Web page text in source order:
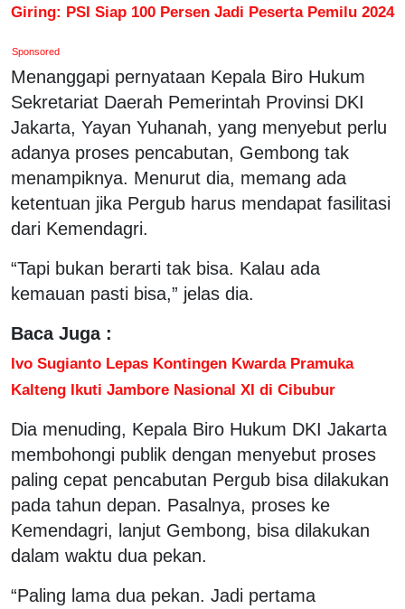
Giring: PSI Siap 100 Persen Jadi Peserta Pemilu 2024
Sponsored
Menanggapi pernyataan Kepala Biro Hukum
Sekretariat Daerah Pemerintah Provinsi DKI
Jakarta, Yayan Yuhanah, yang menyebut perlu
adanya proses pencabutan, Gembong tak
menampiknya. Menurut dia, memang ada
ketentuan jika Pergub harus mendapat fasilitasi
dari Kemendagri.
“Tapi bukan berarti tak bisa. Kalau ada
kemauan pasti bisa,” jelas dia.
Baca Juga :
Ivo Sugianto Lepas Kontingen Kwarda Pramuka
Kalteng Ikuti Jambore Nasional XI di Cibubur
Dia menuding, Kepala Biro Hukum DKI Jakarta
membohongi publik dengan menyebut proses
paling cepat pencabutan Pergub bisa dilakukan
pada tahun depan. Pasalnya, proses ke
Kemendagri, lanjut Gembong, bisa dilakukan
dalam waktu dua pekan.
“Paling lama dua pekan. Jadi pertama